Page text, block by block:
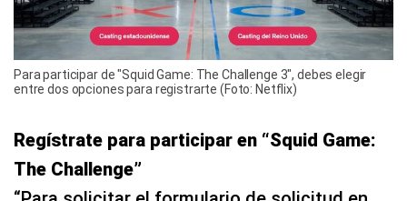
Para participar de "Squid Game: The Challenge 3", debes elegir
entre dos opciones para registrarte (Foto: Netflix)
Regístrate para participar en “Squid Game:
The Challenge”